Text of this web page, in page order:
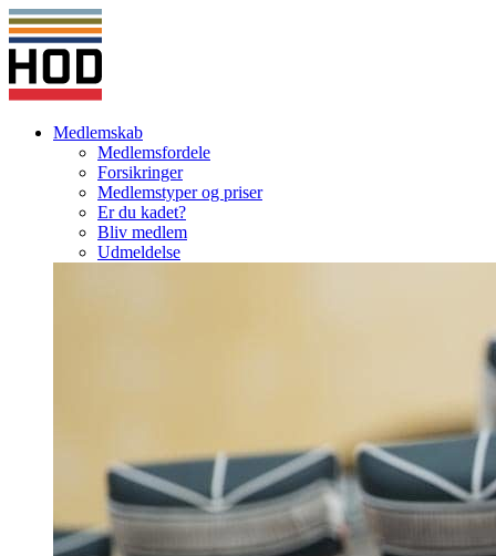
Medlemskab
Medlemsfordele
Forsikringer
Medlemstyper og priser
Er du kadet?
Bliv medlem
Udmeldelse